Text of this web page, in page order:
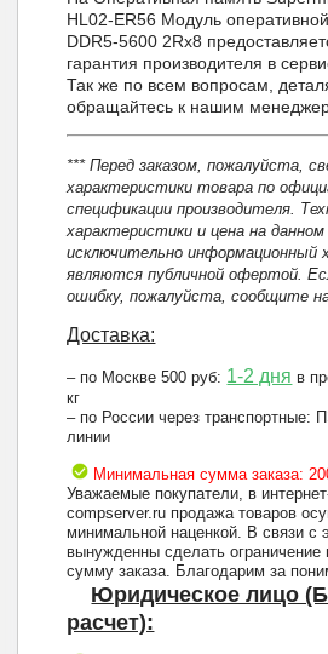
HL02-ER56 Модуль
DDR5-5600 2Rx8
гарантия производителя в
Так же по всем вопросам,
обращайтесь к нашим
*** Перед заказом, пожалуйста,
характеристики товара по
спецификации производителя.
характеристики и цена на
исключительно информационный
являются публичной офертой.
ошибку, пожалуйста, сообщите
Доставка:
– по Москве 500 руб: 1-2 дня в
кг
– по России через
линии
Минимальная сумма заказа:
Уважаемые покупатели, в
compserver.ru продажа товаров
минимальной наценкой. В связи с
вынужденны сделать
сумму заказа. Благодарим за
Юридическое лицо
расчет):